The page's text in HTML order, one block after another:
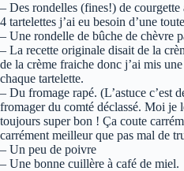
– Des rondelles (fines!) de
4 tartelettes j’ai eu besoin d’une
– Une rondelle de bûche de chèvre
– La recette originale disait de la
de la crème fraiche donc j’ai mis
chaque tartelette.
– Du fromage rapé. (L’astuce c’est
fromager du comté déclassé. Moi je
toujours super bon ! Ça coute
carrément meilleur que pas mal de
– Un peu de poivre
– Une bonne cuillère à café de miel.